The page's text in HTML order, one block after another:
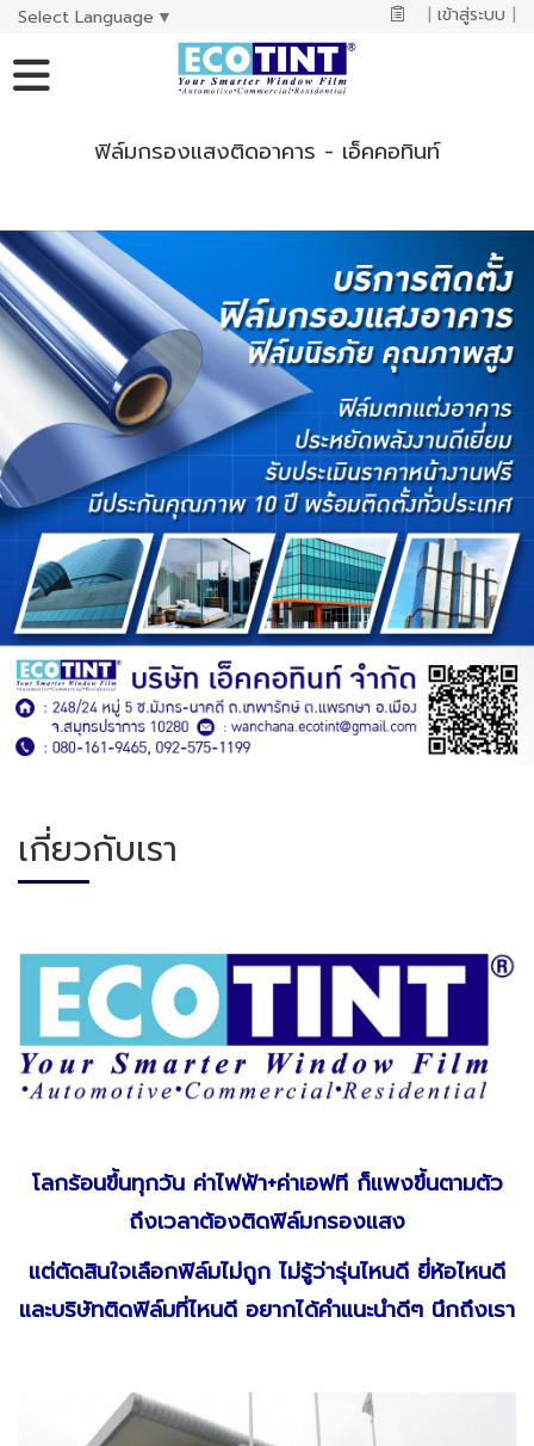
Select Language ▼ | เข้าสู่ระบบ |
ฟิล์มกรองแสงติดอาคาร - เอ็คคอทินท์
เกี่ยวกับเรา
โลกร้อนขึ้นทุกวัน ค่าไฟฟ้า+ค่าเอฟที ก็แพงขึ้นตามตัว
ถึงเวลาต้องติดฟิล์มกรองแสง
แต่ตัดสินใจเลือกฟิล์มไม่ถูก ไม่รู้ว่ารุ่นไหนดี ยี่ห้อไหนดี
และบริษัทติดฟิล์มที่ไหนดี อยากได้คำแนะนำดีๆ นึกถึงเรา